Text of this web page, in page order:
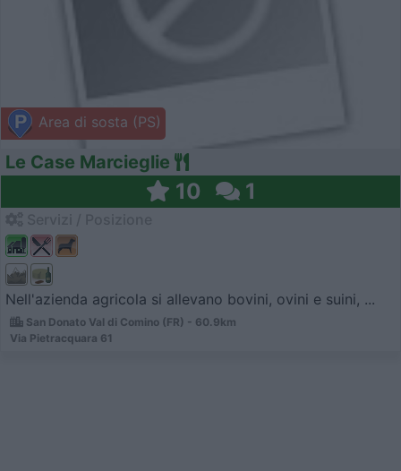
Area di sosta (PS)
Le Case Marcieglie
10 1
Nell'azienda agricola si allevano bovini, ovini e suini, ...
San Donato Val di Comino (FR) - 60.9km
Via Pietracquara 61